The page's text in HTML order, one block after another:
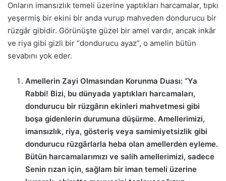
Onların imansızlık temeli üzerine yaptıkları harcamalar, tıpkı
yeşermiş bir ekini bir anda vurup mahveden dondurucu bir
rüzgâr gibidir. Görünüşte güzel bir amel vardır, ancak inkâr
ve riya gibi gizli bir “dondurucu ayaz”, o amelin bütün
sevabını yok eder.
Amellerin Zayi Olmasından Korunma Duası: “Ya
Rabbi! Bizi, bu dünyada yaptıkları harcamaları,
dondurucu bir rüzgârın ekinleri mahvetmesi gibi
boşa gidenlerin durumuna düşürme. Amellerimizi,
imansızlık, riya, gösteriş veya samimiyetsizlik gibi
dondurucu rüzgârlarla heba olan amellerden eyleme.
Bütün harcamalarımızı ve salih amellerimizi, sadece
Senin rızan için, sağlam bir iman temeli üzerine